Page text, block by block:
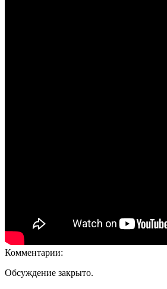
Комментарии:
Обсуждение закрыто.